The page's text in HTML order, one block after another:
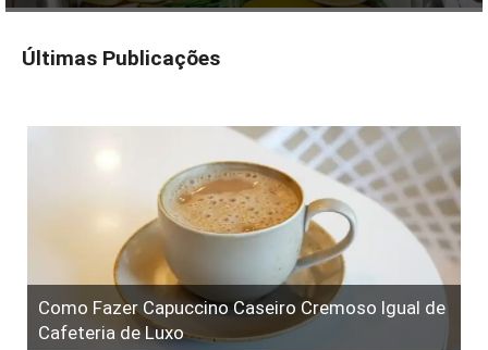
Últimas Publicações
Como Fazer Capuccino Caseiro Cremoso Igual de
Cafeteria de Luxo